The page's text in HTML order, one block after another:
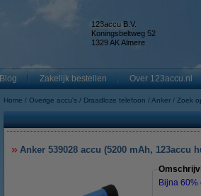
123accu B.V.
Koningsbeltweg 52
1329 AK Almere
Blog Zakelijk bestellen Over 123accu.nl
Home Overige accu's Draadloze telefoon Anker Zoek
Anker 539028 accu (5200 mAh, 123accu
Bijna